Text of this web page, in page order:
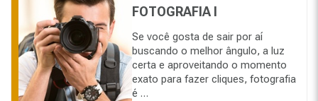
FOTOGRAFIA I
Se você gosta de sair por aí
buscando o melhor ângulo, a luz
certa e aproveitando o momento
exato para fazer cliques, fotografia
é …